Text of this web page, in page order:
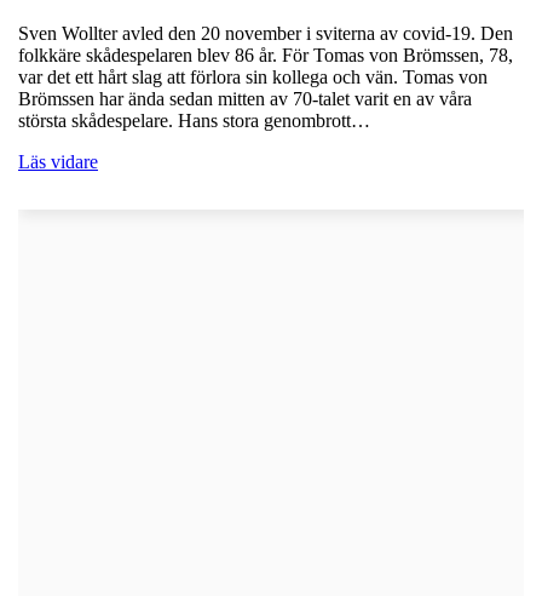
Sven Wollter avled den 20 november i sviterna av covid-19. Den
folkkäre skådespelaren blev 86 år. För Tomas von Brömssen, 78,
var det ett hårt slag att förlora sin kollega och vän. Tomas von
Brömssen har ända sedan mitten av 70-talet varit en av våra
största skådespelare. Hans stora genombrott…
Läs vidare